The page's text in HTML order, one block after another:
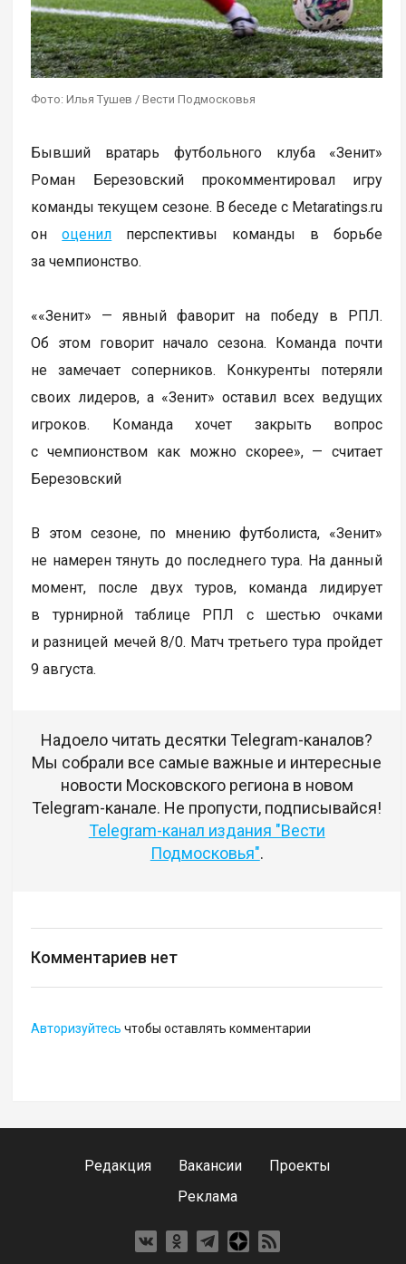
Фото: Илья Тушев / Вести Подмосковья
Бывший вратарь футбольного клуба «Зенит»
Роман Березовский прокомментировал игру
команды текущем сезоне. В беседе с Metaratings.ru
оноценил перспективы команды в борьбе
за чемпионство.
««Зенит» — явный фаворит на победу в РПЛ.
Об этом говорит начало сезона. Команда почти
не замечает соперников. Конкуренты потеряли
своих лидеров, а «Зенит» оставил всех ведущих
игроков. Команда хочет закрыть вопрос
с чемпионством как можно скорее», — считает
Березовский
В этом сезоне, по мнению футболиста, «Зенит»
не намерен тянуть до последнего тура. На данный
момент, после двух туров, команда лидирует
в турнирной таблице РПЛ с шестью очками
и разницей мечей 8/0. Матч третьего тура пройдет
9 августа.
Надоело читать десятки Telegram-каналов?
Мы собрали все самые важные и интересные
новости Московского региона в новом
Telegram-канале. Не пропусти, подписывайся!
Telegram-канал издания "Вести
Подмосковья".
Комментариев нет
Авторизуйтесь чтобы оставлять комментарии
Редакция Вакансии
Проекты
Реклама